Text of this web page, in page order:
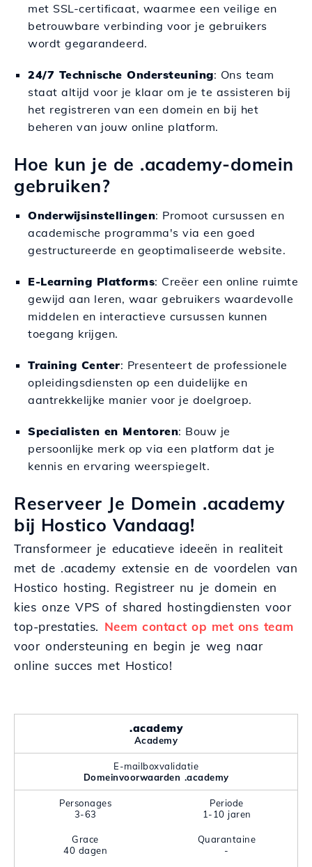
met SSL-certificaat, waarmee een veilige en
betrouwbare verbinding voor je gebruikers
wordt gegarandeerd.
24/7 Technische Ondersteuning: Ons team
staat altijd voor je klaar om je te assisteren bij
het registreren van een domein en bij het
beheren van jouw online platform.
Hoe kun je de .academy-domein
gebruiken?
Onderwijsinstellingen: Promoot cursussen en
academische programma's via een goed
gestructureerde en geoptimaliseerde website.
E-Learning Platforms: Creëer een online ruimte
gewijd aan leren, waar gebruikers waardevolle
middelen en interactieve cursussen kunnen
toegang krijgen.
Training Center: Presenteert de professionele
opleidingsdiensten op een duidelijke en
aantrekkelijke manier voor je doelgroep.
Specialisten en Mentoren: Bouw je
persoonlijke merk op via een platform dat je
kennis en ervaring weerspiegelt.
Reserveer Je Domein .academy
bij Hostico Vandaag!
Transformeer je educatieve ideeën in realiteit
met de .academy extensie en de voordelen van
Hostico hosting. Registreer nu je domein en
kies onze VPS of shared hostingdiensten voor
top-prestaties. Neem contact op met ons team
voor ondersteuning en begin je weg naar
online succes met Hostico!
.academy
Academy
E-mailboxvalidatie
Domeinvoorwaarden .academy
Personages
3-63
Periode
1-10 jaren
Grace
40 dagen
Quarantaine
-